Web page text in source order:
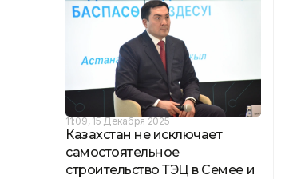
11:09, 15 Декабря 2025
Казахстан не исключает
самостоятельное
строительство ТЭЦ в Семее и